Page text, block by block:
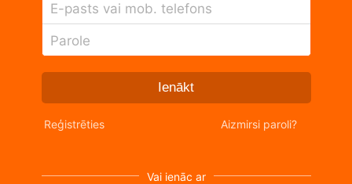
E-pasts vai mob. telefons
Parole
Ienākt
Reģistrēties Aizmirsi paroli?
Vai ienāc ar